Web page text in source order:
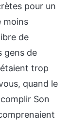
pour un
moins
de
gens de
trop
quand le
Son